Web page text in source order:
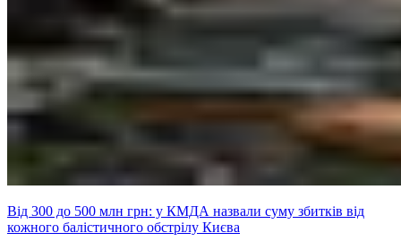
Від 300 до 500 млн грн: у КМДА назвали суму збитків від
кожного балістичного обстрілу Києва